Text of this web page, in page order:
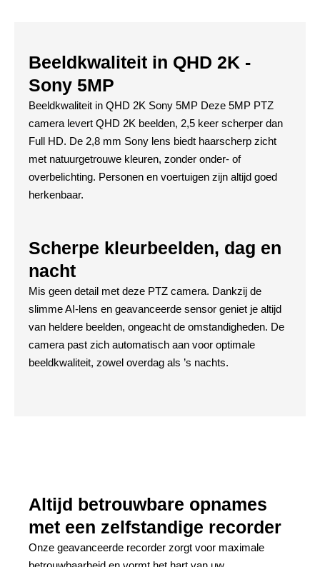
Beeldkwaliteit in QHD 2K -
Sony 5MP
Beeldkwaliteit in QHD 2K Sony 5MP Deze 5MP PTZ
camera levert QHD 2K beelden, 2,5 keer scherper dan
Full HD. De 2,8 mm Sony lens biedt haarscherp zicht
met natuurgetrouwe kleuren, zonder onder- of
overbelichting. Personen en voertuigen zijn altijd goed
herkenbaar.
Scherpe kleurbeelden, dag en
nacht
Mis geen detail met deze PTZ camera. Dankzij de
slimme AI-lens en geavanceerde sensor geniet je altijd
van heldere beelden, ongeacht de omstandigheden. De
camera past zich automatisch aan voor optimale
beeldkwaliteit, zowel overdag als ’s nachts.
Altijd betrouwbare opnames
met een zelfstandige recorder
Onze geavanceerde recorder zorgt voor maximale